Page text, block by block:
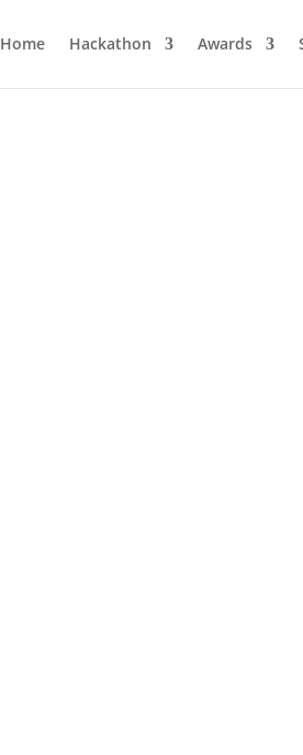
Home Hackathon Awards